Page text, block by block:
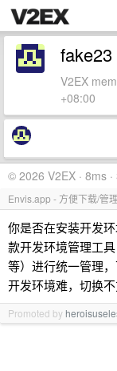
fake23
V2EX
+08:00
© 2026 V2EX · 8ms
Envis.app - 方便下载/管
你是否在安装开发
款开发环境管理工
等）进行统一管理
开发环境难，切换不
Promoted by